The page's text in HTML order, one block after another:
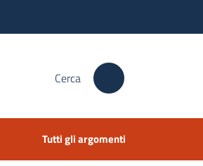
Cerca
Tutti gli argomenti